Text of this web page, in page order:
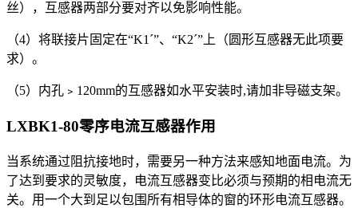
丝），互感器两部分要对齐以免影响性能。
（4）将联接片固定在“K1ˊ”、“K2ˊ”上（圆形互感器无此项要
求）。
（5）内孔﹥120mm的互感器如水平安装时,请加非导磁支架。
LXBK1-80零序电流互感器作用
当系统通过阻抗接地时，需要另一种方法来感知地面电流。为
了达到要求的灵敏度，电流互感器变比必须与预期的相电流无
关。用一个大到足以包围所有相导体的窗的环形电流互感器。